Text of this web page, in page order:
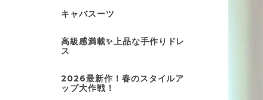
キャバスーツ
高級感満載✨上品な手作りドレ
ス
2026最新作！春のスタイルア
ップ大作戦！